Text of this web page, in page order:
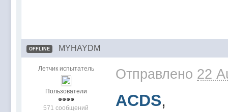
OFFLINE MYHAYDM
Летчик испытатель
Пользователи
571 сообщений
Отправлено 22
ACDS,